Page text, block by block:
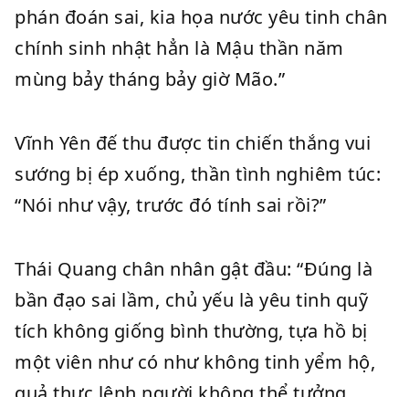
phán đoán sai, kia họa nước yêu tinh chân
chính sinh nhật hẳn là Mậu thần năm
mùng bảy tháng bảy giờ Mão.”
Vĩnh Yên đế thu được tin chiến thắng vui
sướng bị ép xuống, thần tình nghiêm túc:
“Nói như vậy, trước đó tính sai rồi?”
Thái Quang chân nhân gật đầu: “Đúng là
bần đạo sai lầm, chủ yếu là yêu tinh quỹ
tích không giống bình thường, tựa hồ bị
một viên như có như không tinh yểm hộ,